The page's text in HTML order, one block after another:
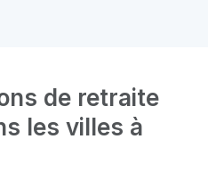
de retraite
les villes à